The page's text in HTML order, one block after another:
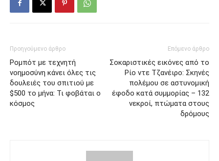
Προηγούμενο άρθρο
Ρομπότ με τεχνητή
νοημοσύνη κάνει όλες τις
δουλειές του σπιτιού με
$500 το μήνα: Τι φοβάται ο
κόσμος
Επόμενο άρθρο
Σοκαριστικές εικόνες από το
Ρίο ντε Τζανέιρο: Σκηνές
πολέμου σε αστυνομική
έφοδο κατά συμμορίας – 132
νεκροί, πτώματα στους
δρόμους